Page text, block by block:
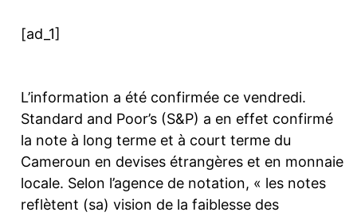
[ad_1]
L’information a été confirmée ce vendredi.
Standard and Poor’s (S&P) a en effet confirmé
la note à long terme et à court terme du
Cameroun en devises étrangères et en monnaie
locale. Selon l’agence de notation, « les notes
reflètent (sa) vision de la faiblesse des